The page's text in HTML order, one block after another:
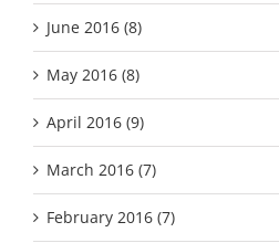
June 2016 (8)
May 2016 (8)
April 2016 (9)
March 2016 (7)
February 2016 (7)